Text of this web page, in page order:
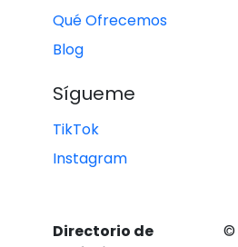
Qué Ofrecemos
Blog
Sígueme
TikTok
Instagram
Directorio de
©